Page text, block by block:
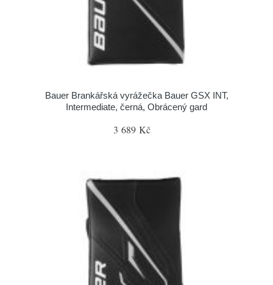
Bauer Brankářská vyrážečka Bauer GSX INT,
Intermediate, černá, Obrácený gard
3 689 Kč